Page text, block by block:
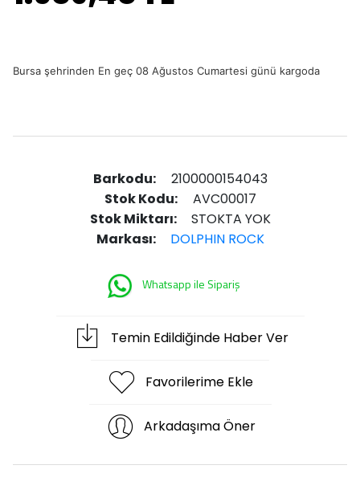
Bursa şehrinden En geç 08 Ağustos Cumartesi günü kargoda
Barkodu:
2100000154043
Stok Kodu:
AVC00017
Stok Miktarı:
STOKTA YOK
Markası:
DOLPHIN ROCK
Whatsapp ile Sipariş
Temin Edildiğinde Haber Ver
Favorilerime Ekle
Arkadaşıma Öner